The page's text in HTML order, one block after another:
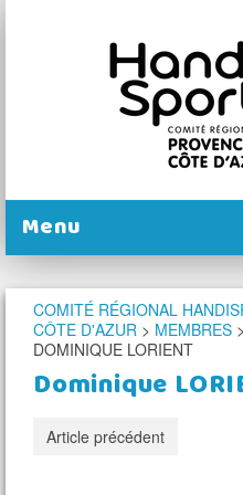
Menu
PRÉSENTATION
NOS COMITÉS
NOS ACTIONS
PRATIQUER
COMITÉ RÉGIONAL
CÔTE D'AZUR > MEMBRES >
DOMINIQUE LORIENT
Dominique
Article précédent